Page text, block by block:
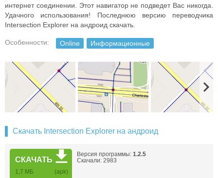
интернет соединении. Этот навигатор не подведет Вас никогда.
Удачного использования! Последнюю версию переводчика
Intersection Explorer на андроид скачать.
Особенности: Online Информационные
Скачать Intersection Explorer на андроид
СКАЧАТЬ
1,7 MБ (apk)
Версия программы: 1.2.5
Скачали: 2983